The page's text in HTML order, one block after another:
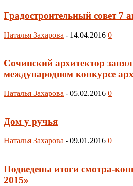
Градостроительный совет 7
Наталья Захарова - 14.04.2016 0
Сочинский архитектор занял
международном конкурсе
Наталья Захарова - 05.02.2016 0
Дом у ручья
Наталья Захарова - 09.01.2016 0
Подведены итоги смотра-
2015»